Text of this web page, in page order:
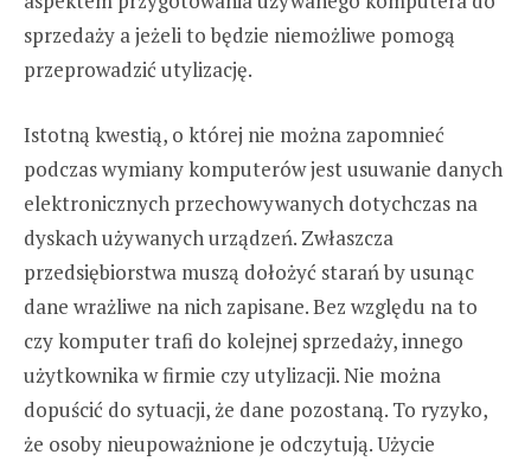
sprzedaży a jeżeli to będzie niemożliwe pomogą
przeprowadzić utylizację.
Istotną kwestią, o której nie można zapomnieć
podczas wymiany komputerów jest usuwanie danych
elektronicznych przechowywanych dotychczas na
dyskach używanych urządzeń. Zwłaszcza
przedsiębiorstwa muszą dołożyć starań by usunąc
dane wrażliwe na nich zapisane. Bez względu na to
czy komputer trafi do kolejnej sprzedaży, innego
użytkownika w firmie czy utylizacji. Nie można
dopuścić do sytuacji, że dane pozostaną. To ryzyko,
że osoby nieupoważnione je odczytują. Użycie